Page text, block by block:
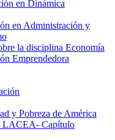
en Dinámica
en Administración y
la disciplina Economía
Emprendedora
y Pobreza de América
LACEA- Capítulo